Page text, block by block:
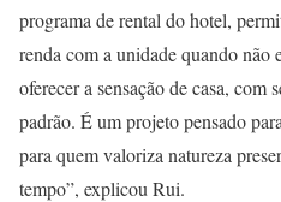
programa de rental do hotel,
renda com a unidade quando não
oferecer a sensação de casa, com
padrão. É um projeto pensado
para quem valoriza natureza
tempo”, explicou Rui.